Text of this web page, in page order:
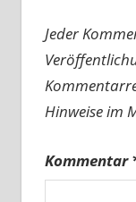
Jeder
Hinweise im
Kommentar